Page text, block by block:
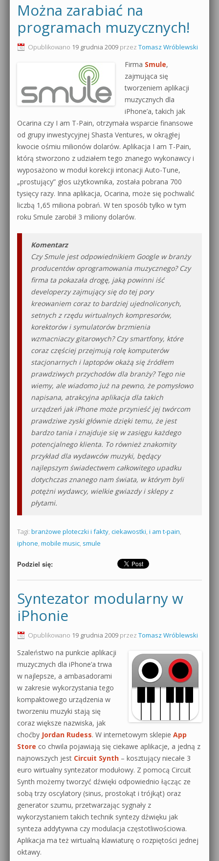
Można zarabiać na
programach muzycznych!
Opublikowano 19 grudnia 2009 przez Tomasz Wróblewski
Firma Smule,
zajmująca się
tworzeniem aplikacji
muzycznych dla
iPhone’a, takich jak
Ocarina czy I am T-Pain, otrzymała wsparcie finansowe
od grupy inwestycyjnej Shasta Ventures, w okrągłej
kwocie ośmiu milionów dolarów. Aplikacja I am T-Pain,
którą stworzono z udziałem tego znanego wykonawcy i
wyposażono w moduł korekcji intonacji Auto-Tune,
„prostujący” głos użytkownika, została pobrana 700
tysięcy razy. Inna aplikacja, Ocarina, może się pochwalić
liczbą 1,65 miliona pobrań. W ten sposób tylko w tym
roku Smule zarobił 3 miliony dolarów.
Komentarz
Czy Smule jest odpowiednikiem Google w branży
producentów oprogramowania muzycznego? Czy
firma ta pokazała drogę, jaką powinni iść
developerzy zajmujący się do tej pory
kreowaniem coraz to bardziej ujednoliconych,
setnych z rzędu wirtualnych kompresorów,
korektorów i symulatorów brzmienia
wzmacniaczy gitarowych? Czy smartfony, które
coraz częściej przejmują rolę komputerów
stacjonarnych i laptopów okażą się źródłem
prawdziwych przychodów dla branży? Tego nie
wiemy, ale wiadomo już na pewno, że pomysłowo
napisana, atrakcyjna aplikacja dla takich
urządzeń jak iPhone może przynieść jej twórcom
prawdziwe zyski głównie dzięki temu, że jest
bardzo tania i znajduje się w zasięgu każdego
potencjalnego klienta. To również znakomity
przykład dla wydawców muzyki, będący
najlepszym świadectwem całkowitego upadku
dotychczas znanego nam świata, w którym byli
potężni wydawcy, wielkie gwiazdy i sklepy z
płytami.
Tagi: branżowe ploteczki i fakty, ciekawostki, i am t-pain,
iphone, mobile music, smule
Podziel się:
Syntezator modularny w
iPhonie
Opublikowano 19 grudnia 2009 przez Tomasz Wróblewski
Szaleństwo na punkcie aplikacji
muzycznych dla iPhone’a trwa
w najlepsze, a ambasadorami
w zakresie wykorzystania tego
kompaktowego urządzenia w
tworzeniu muzyki stają się
coraz większe nazwiska, jak
choćby Jordan Rudess. W internetowym sklepie App
Store co chwila pojawiają się ciekawe aplikacje, a jedną z
najnowszych jest Circuit Synth – kosztujący niecałe 3
euro wirtualny syntezator modułowy. Z pomocą Circuit
Synth możemy tworzyć dźwięki odpowiednio łącząc ze
sobą trzy oscylatory (sinus, prostokąt i trójkąt) oraz
generator szumu, przetwarzając sygnały z
wykorzystaniem takich technik syntezy dźwięku jak
synteza addytywna czy modulacja częstotliwościowa.
Aplikacja ma też wirtualną klawiaturę o rozpiętości jednej
oktawy.